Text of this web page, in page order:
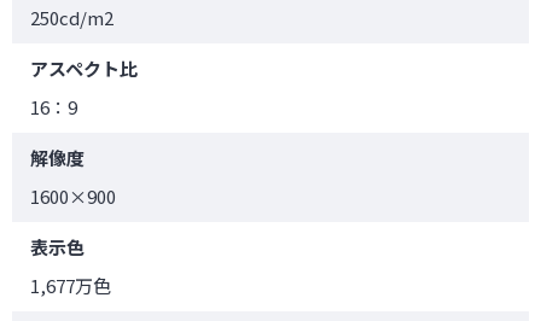
250cd/m2
アスペクト比
16：9
解像度
1600×900
表示色
1,677万色